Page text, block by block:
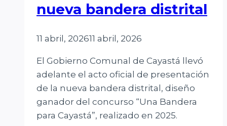
nueva bandera distrital
11 abril, 202611 abril, 2026
El Gobierno Comunal de Cayastá llevó
adelante el acto oficial de presentación
de la nueva bandera distrital, diseño
ganador del concurso “Una Bandera
para Cayastá”, realizado en 2025.